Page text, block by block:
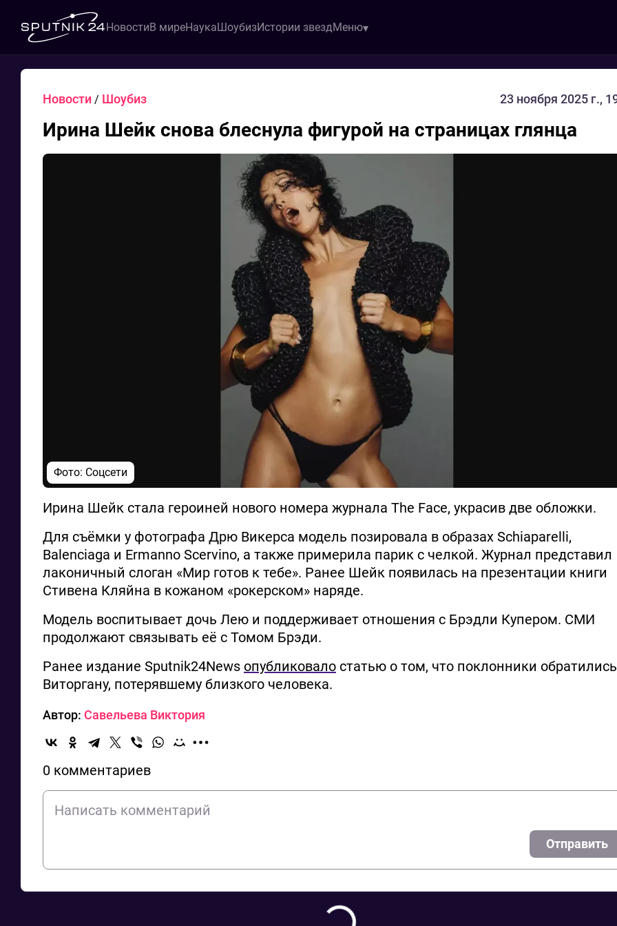
НовостиВ миреНаукаШоубизИстории звездМеню
Новости / Шоубиз 23 ноября 2025 г.,
Ирина Шейк снова блеснула фигурой на страницах глянца
Фото: Соцсети
Ирина Шейк стала героиней нового номера журнала The Face, украсив две обложки.
Для съёмки у фотографа Дрю Викерса модель позировала в образах Schiaparelli,
Balenciaga и Ermanno Scervino, а также примерила парик с челкой. Журнал представил
лаконичный слоган «Мир готов к тебе». Ранее Шейк появилась на презентации книги
Стивена Кляйна в кожаном «рокерском» наряде.
Модель воспитывает дочь Лею и поддерживает отношения с Брэдли Купером. СМИ
продолжают связывать её с Томом Брэди.
Ранее издание Sputnik24News опубликовало статью о том, что поклонники
Виторгану, потерявшему близкого человека.
Автор: Савельева Виктория
0 комментариев
Отправить